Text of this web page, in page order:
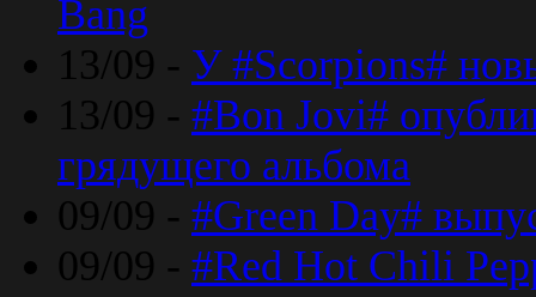
Bang
13/09 - У #Scorpions#
13/09 - #Bon Jovi#
грядущего альбома
09/09 - #Green Day#
09/09 - #Red Hot Chili